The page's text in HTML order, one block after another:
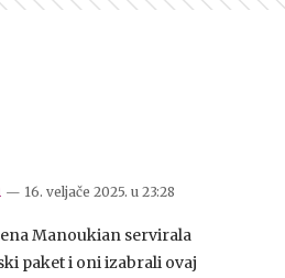
— 16. veljače 2025. u 23:28
Manoukian servirala
paket i oni izabrali ovaj